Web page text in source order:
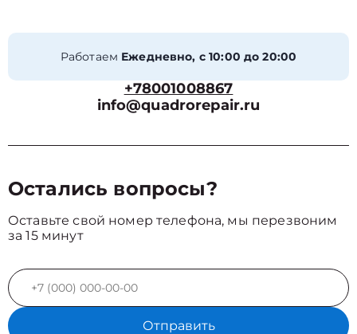
Работаем Ежедневно, с 10:00 до 20:00
+78001008867
info@quadrorepair.ru
Остались вопросы?
Оставьте свой номер телефона, мы перезвоним
за 15 минут
Отправить